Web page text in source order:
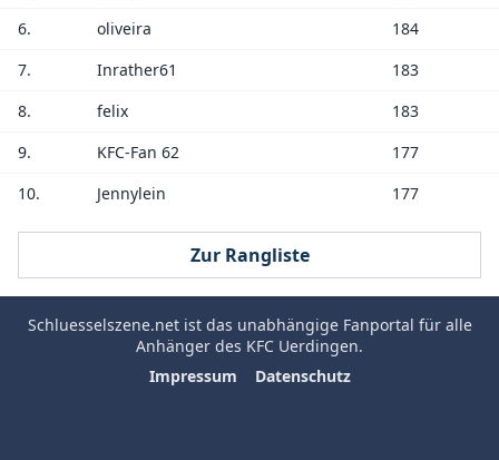
6.
oliveira
184
7.
Inrather61
183
8.
felix
183
9.
KFC-Fan 62
177
10.
Jennylein 177
Zur Rangliste
Schluesselszene.netist das unabhängige Fanportal für alle
Anhänger des KFC Uerdingen.
Impressum
Datenschutz